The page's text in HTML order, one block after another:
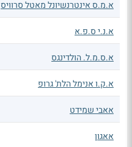
א.מ.ס אינטרנשיונל מאטל סרוויס
א.נ.י ס.פ.א
א.ס.מ.ל. הולדינגס
א.ק.ו אנימל הלת' גרופ
אאבי שמידט
אאגון